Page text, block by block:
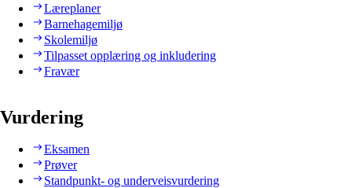
Læreplaner
Barnehagemiljø
Skolemiljø
Tilpasset opplæring og inkludering
Fravær
Vurdering
Eksamen
Prøver
Standpunkt- og underveisvurdering